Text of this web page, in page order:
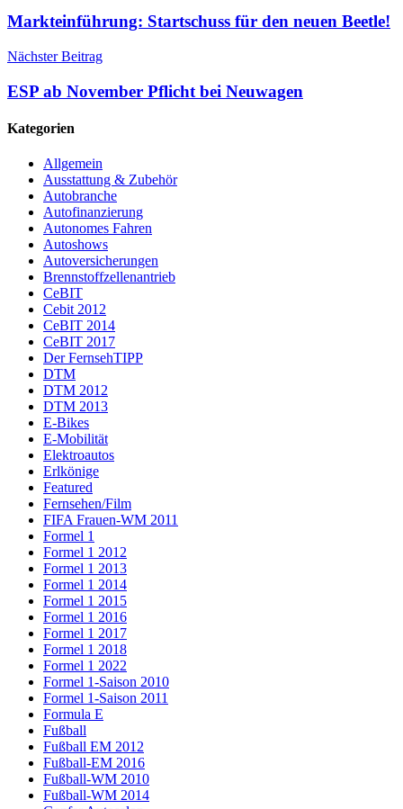
Markteinführung: Startschuss für den neuen Beetle!
Nächster Beitrag
ESP ab November Pflicht bei Neuwagen
Kategorien
Allgemein
Ausstattung & Zubehör
Autobranche
Autofinanzierung
Autonomes Fahren
Autoshows
Autoversicherungen
Brennstoffzellenantrieb
CeBIT
Cebit 2012
CeBIT 2014
CeBIT 2017
Der FernsehTIPP
DTM
DTM 2012
DTM 2013
E-Bikes
E-Mobilität
Elektroautos
Erlkönige
Featured
Fernsehen/Film
FIFA Frauen-WM 2011
Formel 1
Formel 1 2012
Formel 1 2013
Formel 1 2014
Formel 1 2015
Formel 1 2016
Formel 1 2017
Formel 1 2018
Formel 1 2022
Formel 1-Saison 2010
Formel 1-Saison 2011
Formula E
Fußball
Fußball EM 2012
Fußball-EM 2016
Fußball-WM 2010
Fußball-WM 2014